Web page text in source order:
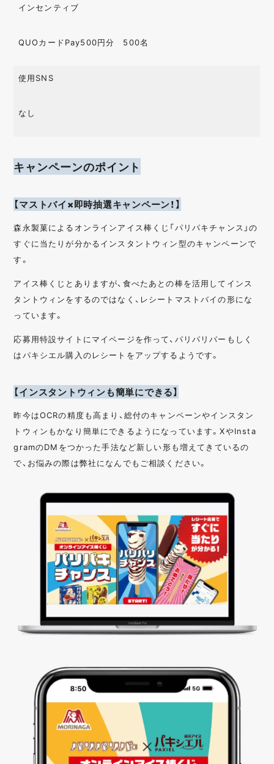
インセンティブ
QUOカードPay500円分 500名
使用SNS
なし
キャンペーンのポイント
【マストバイ×即時抽選キャンペーン！】
森永製菓によるオンラインアイス棒くじ「パリパキチャンス」の
すぐに当たりが分かるインスタントウィン型のキャンペーンで
す。
アイス棒くじとありますが、食べたあとの棒を活用してインス
タントウィンをするのではなく、レシートマストバイの形にな
っています。
応募用特設サイトにマイページを作って、パリパリバーもしく
はパキシエル購入のレシートをアップするようです。
【インスタントウィンも簡単にできる】
昨今はOCRの精度も高まり、総付のキャンペーンやインスタン
トウィンもかなり簡単にできるようになっています。XやInsta
gramのDMをつかった手法など新しい形も増えてきているの
で、お悩みの際は弊社になんでもご相談ください。